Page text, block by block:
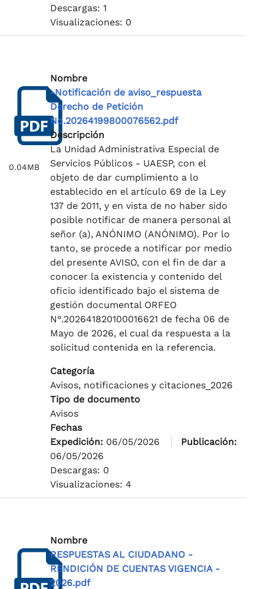
Descargas: 1
Visualizaciones: 0
0.04MB
Nombre
-Notificación de aviso_respuesta
Derecho de Petición
No.20264199800076562.pdf
Descripción
La Unidad Administrativa Especial de
Servicios Públicos - UAESP, con el
objeto de dar cumplimiento a lo
establecido en el artículo 69 de la Ley
137 de 2011, y en vista de no haber sido
posible notificar de manera personal al
señor (a), ANÓNIMO (ANÓNIMO). Por lo
tanto, se procede a notificar por medio
del presente AVISO, con el fin de dar a
conocer la existencia y contenido del
oficio identificado bajo el sistema de
gestión documental ORFEO
N°.202641820100016621 de fecha 06 de
Mayo de 2026, el cual da respuesta a la
solicitud contenida en la referencia.
Categoría
Avisos, notificaciones y citaciones_2026
Tipo de documento
Avisos
Fechas
Expedición: 06/05/2026
Publicación:
06/05/2026
Descargas: 0
Visualizaciones: 4
Nombre
RESPUESTAS AL CIUDADANO -
RENDICIÓN DE CUENTAS VIGENCIA -
2026.pdf